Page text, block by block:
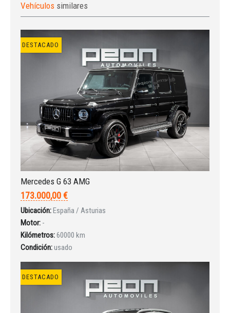
Iniciar sesión
Vehículos similares
DESTACADO
Mercedes G 63 AMG
173.000,00 €
Ubicación:España / Asturias
Motor: -
Kilómetros:60000 km
Condición:usado
DESTACADO